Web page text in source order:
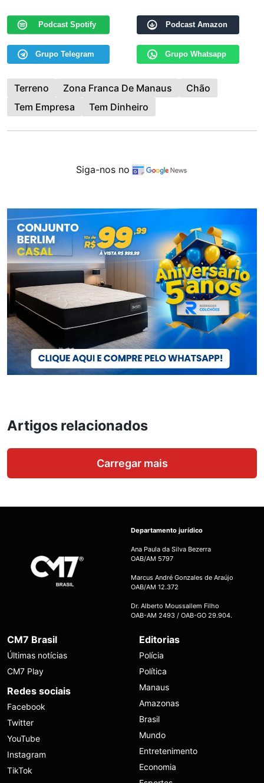
Podcast Spotify Podcast Amazon
Grupo Telegram Grupo Whatsapp
Terreno Zona Franca De Manaus
Chão
Tem Empresa
Tem Dinheiro
Siga-nos no
Artigos relacionados
Carregar mais
Departamento jurídico
Ana Paula da Silva Bezerra
OAB/AM 5797
Marcus André Gonzales de Araújo
OAB/AM 12.372
Dr. Alberto Moussallem Filho
OAB-AM 2493 / OAB-GO 29.904.
CM7 Brasil
Últimas notícias
CM7 Play
Redes sociais
Facebook
Twitter
YouTube
Instagram
TikTok
Editorias
Polícia
Política
Manaus
Amazonas
Brasil
Mundo
Entretenimento
Economia